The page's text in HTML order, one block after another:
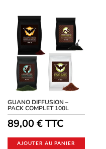
GUANO DIFFUSION –
PACK COMPLET 100L
89,00€TTC
AJOUTER AU PANIER